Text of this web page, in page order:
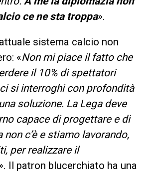
ce ne sta troppa».
sistema calcio non
«Non mi piace il fatto che
il 10% di spettatori
ci si interroghi con profondità
soluzione. La Lega deve
capace di progettare e di
non c’è e stiamo lavorando,
per realizzare il
Il patron blucerchiato ha una